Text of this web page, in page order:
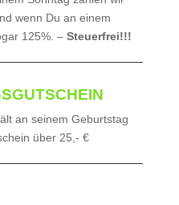
wenn Du an einem
125%. – Steuerfrei!!!
an seinem Geburtstag
über 25,- €